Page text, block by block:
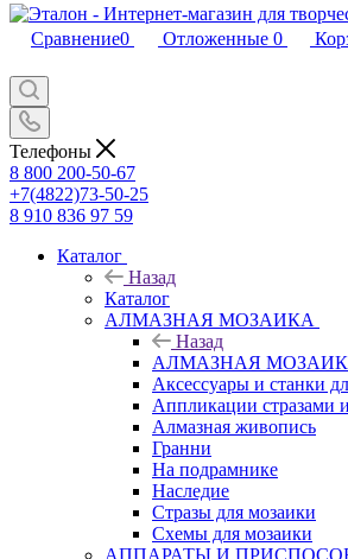
Сравнение0 Отложенные 0
Телефоны
8 800 200-50-67
+7(4822)73-50-25
8 910 836 97 59
Каталог
Назад
Каталог
АЛМАЗНАЯ МОЗАИКА
Назад
АЛМАЗНАЯ
Аксессуары и станки
Аппликации стразами
Алмазная живопись
Гранни
На подрамнике
Наследие
Стразы для мозаики
Схемы для мозаики
АППАРАТЫ И